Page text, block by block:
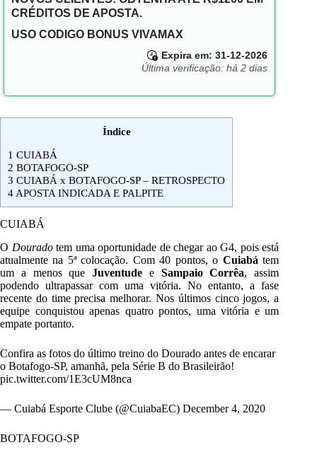
CRÉDITOS DE APOSTA.
USO CODIGO BONUS VIVAMAX
Expira em: 31-12-2026
Última verificação: há 2 dias
Índice
1 CUIABÁ
2 BOTAFOGO-SP
3 CUIABÁ x BOTAFOGO-SP – RETROSPECTO
4 APOSTA INDICADA E PALPITE
CUIABÁ
O Douradotem uma oportunidade de chegar ao G4, pois está
atualmente na 5ª colocação. Com 40 pontos, o Cuiabá tem
um a menos queJuventude eSampaio Corrêa, assim
podendo ultrapassar com uma vitória. No entanto, a fase
recente do time precisa melhorar. Nos últimos cinco jogos, a
equipe conquistou apenas quatro pontos, uma vitória e um
empate portanto.
Confira as fotos do último treino do Dourado antes de encarar
o Botafogo-SP, amanhã, pela Série B do Brasileirão!
pic.twitter.com/1E3cUM8nca
— Cuiabá Esporte Clube (@CuiabaEC) December 4, 2020
BOTAFOGO-SP